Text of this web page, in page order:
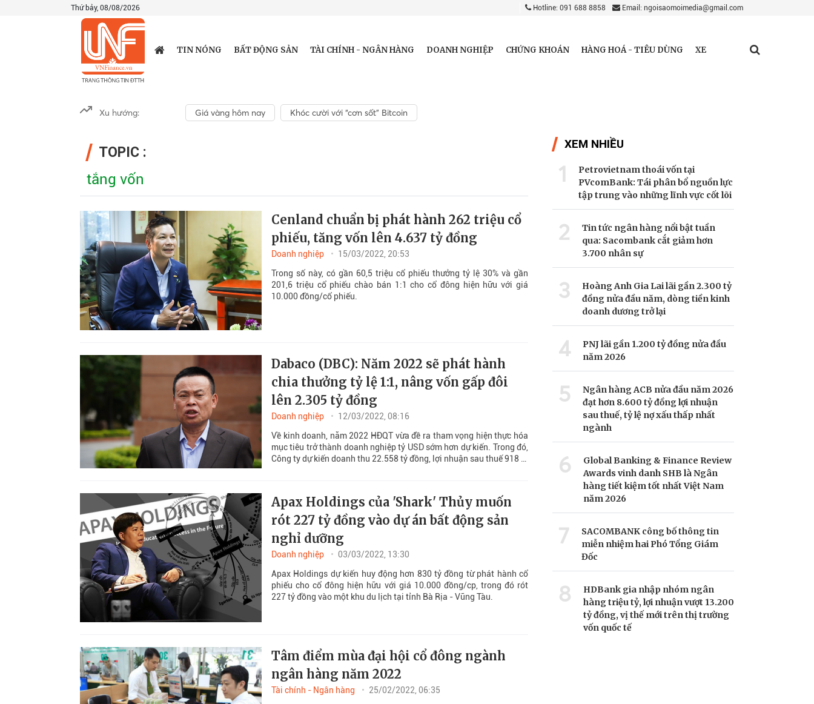
Thứ bảy, 08/08/2026 Hotline: 091 688 8858 Email: ngoisaomoimedia@gmail.com
TIN NÓNG BẤT ĐỘNG SẢN TÀI CHÍNH - NGÂN HÀNG DOANH NGHIỆP CHỨNG KHOÁN HÀNG HOÁ - TIÊU DÙNG XE
Xu hướng: Giá vàng hôm nay Khóc cười với “cơn sốt” Bitcoin
TOPIC :
tắng vốn
Cenland chuẩn bị phát hành 262 triệu cổ
phiếu, tăng vốn lên 4.637 tỷ đồng
Doanh nghiệp
15/03/2022, 20:53
Trong số này, có gần 60,5 triệu cổ phiếu thưởng tỷ lệ 30% và gần
201,6 triệu cổ phiếu chào bán 1:1 cho cổ đông hiện hữu với giá
10.000 đồng/cổ phiếu.
Dabaco (DBC): Năm 2022 sẽ phát hành
chia thưởng tỷ lệ 1:1, nâng vốn gấp đôi
lên 2.305 tỷ đồng
Doanh nghiệp
12/03/2022, 08:16
Về kinh doanh, năm 2022 HĐQT vừa đề ra tham vọng hiện thực hóa
mục tiêu trở thành doanh nghiệp tỷ USD sớm hơn dự kiến. Trong đó,
Công ty dự kiến doanh thu 22.558 tỷ đồng, lợi nhuận sau thuế 918 tỷ
Apax Holdings của 'Shark' Thủy muốn
rót 227 tỷ đồng vào dự án bất động sản
nghỉ dưỡng
Doanh nghiệp
03/03/2022, 13:30
Apax Holdings dự kiến huy động hơn 830 tỷ đồng từ phát hành cổ
phiếu cho cổ đông hiện hữu với giá 10.000 đồng/cp, trong đó rót
227 tỷ đồng vào một khu du lịch tại tỉnh Bà Rịa - Vũng Tàu.
Tâm điểm mùa đại hội cổ đông ngành
ngân hàng năm 2022
Tài chính - Ngân hàng
25/02/2022, 06:35
XEM NHIỀU
1
Petrovietnam thoái vốn tại
PVcomBank: Tái phân bổ nguồn lực
tập trung vào những lĩnh vực cốt lõi
2
Tin tức ngân hàng nổi bật tuần
qua: Sacombank cắt giảm hơn
3.700 nhân sự
3
Hoàng Anh Gia Lai lãi gần 2.300 tỷ
đồng nửa đầu năm, dòng tiền kinh
doanh dương trở lại
4
PNJ lãi gần 1.200 tỷ đồng nửa đầu
năm 2026
5
Ngân hàng ACB nửa đầu năm 2026
đạt hơn 8.600 tỷ đồng lợi nhuận
sau thuế, tỷ lệ nợ xấu thấp nhất
ngành
6
Global Banking & Finance Review
Awards vinh danh SHB là Ngân
hàng tiết kiệm tốt nhất Việt Nam
năm 2026
7
SACOMBANK công bố thông tin
miễn nhiệm hai Phó Tổng Giám
Đốc
8
HDBank gia nhập nhóm ngân
hàng triệu tỷ, lợi nhuận vượt 13.200
tỷ đồng, vị thế mới trên thị trường
vốn quốc tế